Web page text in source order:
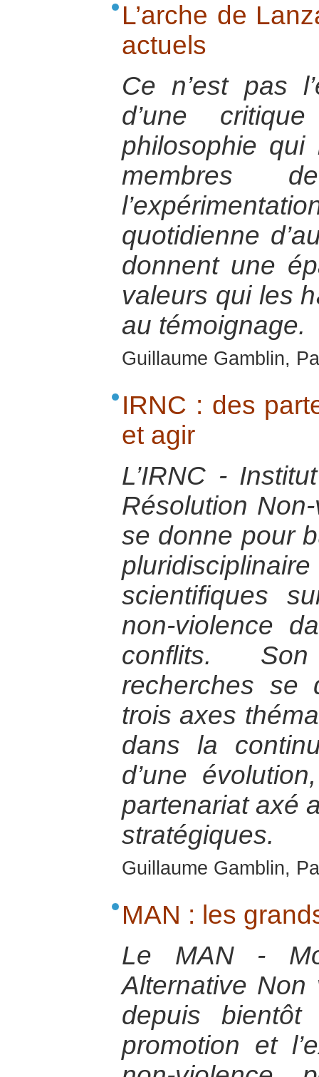
L’arche de
actuels
Ce n’est pas
d’une
philosophie qui
membres
quotidienne
donnent une
valeurs qui les
au témoignage.
Guillaume Gamblin,
IRNC : des
et agir
L’IRNC -
Résolution
se donne pour
scientifiques
non-violence
conflits.
recherches se
trois axes
dans la
d’une
partenariat axé
stratégiques.
Guillaume Gamblin,
MAN : les
Le MAN -
Alternative
depuis
promotion et